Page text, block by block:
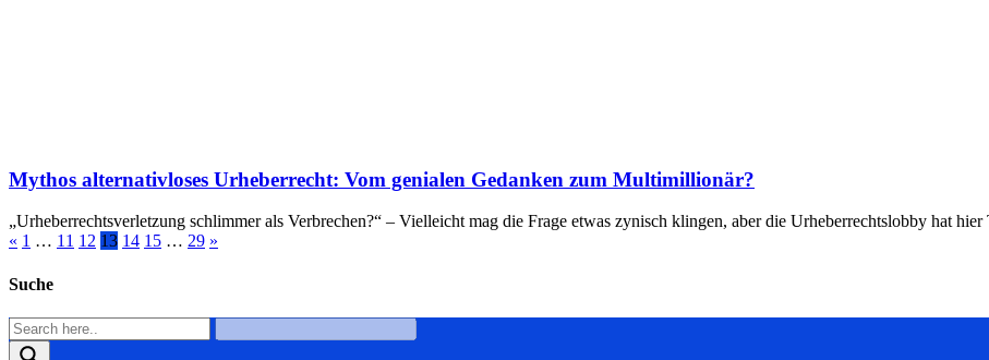
Mythos alternativloses Urheberrecht: Vom genialen Gedanken zum Multimillionär?
„Urheberrechtsverletzung schlimmer als Verbrechen?“ – Vielleicht mag die Frage etwas zynisch klingen, aber die Urheberrechtslobby hat hier
« 1 … 11 12 13 14 15 … 29 »
Suche